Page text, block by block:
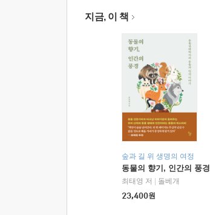
지금, 이 책
숲과 길 위 생명의 여정
동물의 향기, 인간의 풍경
최태영 저
돌베개
23,400원